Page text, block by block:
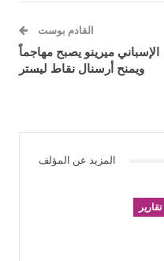
القادم بوست
الإسباني ميرينو يصبح مهاجماً
ويمنح أرسنال نقاط ليستر
المزيد عن المؤلف
تقارير